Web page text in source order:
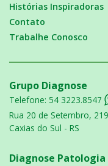
Histórias Inspiradoras
Contato
Trabalhe Conosco
Grupo Diagnose
Telefone: 54 3223.8547
Rua 20 de Setembro,
Caxias do Sul - RS
Diagnose Patologia